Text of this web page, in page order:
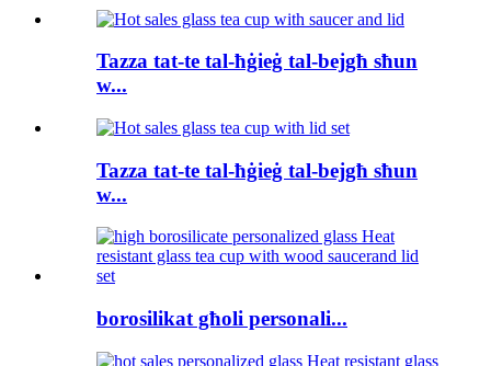
Tazza tat-te tal-ħġieġ tal-bejgħ sħun
w...
Tazza tat-te tal-ħġieġ tal-bejgħ sħun
w...
borosilikat għoli personali...